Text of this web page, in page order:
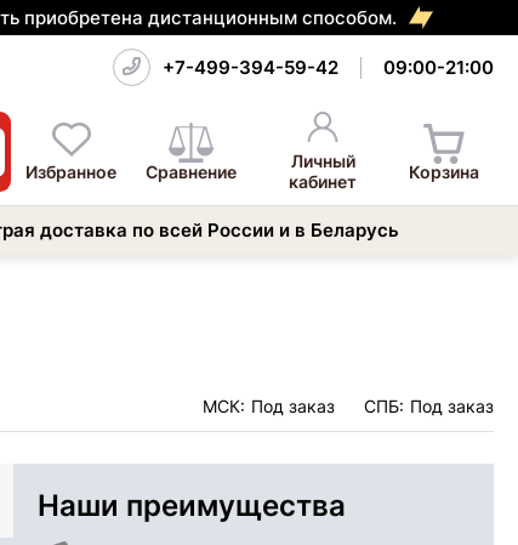
приобретена дистанционным способом.
+7-499-394-59-42 09:00-21:00
Избранное Сравнение
Личный
кабинет
Корзина
доставка по всей России и в Беларусь
МСК: Под заказ СПБ: Под заказ
Наши преимущества